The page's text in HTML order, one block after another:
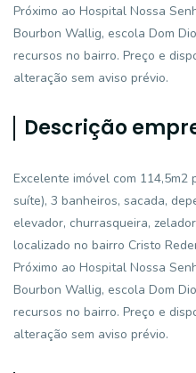
Próximo ao Hospital Nossa
Bourbon Wallig, escola Dom
recursos no bairro. Preço e
alteração sem aviso prévio.
Descrição
Excelente imóvel com
suíte), 3 banheiros, sacada,
elevador, churrasqueira,
localizado no bairro Cristo
Próximo ao Hospital Nossa
Bourbon Wallig, escola Dom
recursos no bairro. Preço e
alteração sem aviso prévio.